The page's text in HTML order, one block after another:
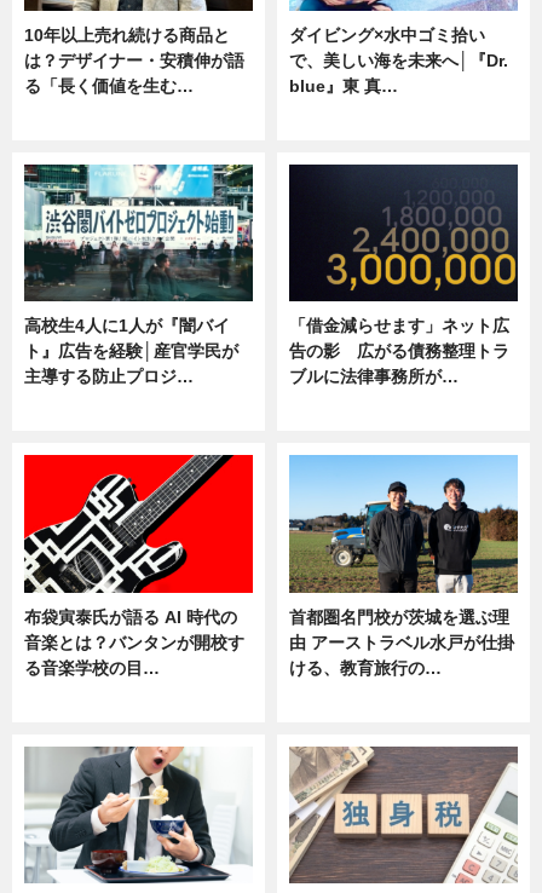
10年以上売れ続ける商品と
は？デザイナー・安積伸が語
る「長く価値を生む…
ダイビング×水中ゴミ拾い
で、美しい海を未来へ│『Dr.
blue』東 真…
高校生4人に1人が『闇バイ
ト』広告を経験│産官学民が
主導する防止プロジ…
「借金減らせます」ネット広
告の影 広がる債務整理トラ
ブルに法律事務所が…
布袋寅泰氏が語る AI 時代の
音楽とは？バンタンが開校す
る音楽学校の目…
首都圏名門校が茨城を選ぶ理
由 アーストラベル水戸が仕掛
ける、教育旅行の…